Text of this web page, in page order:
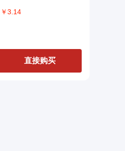
￥3.14
直接购买